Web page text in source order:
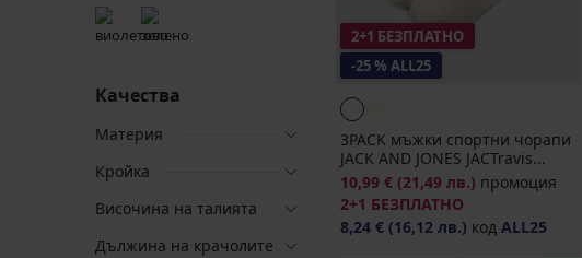
Качества
Материя
Кройка
Височина на талията
Дължина на крачолите
2+1 БЕЗПЛАТНО
-25 % ALL25
3PACK мъжки спортни чорапи
JACK AND JONES JACTravis...
10,99 € (21,49 лв.) промоция
2+1 БЕЗПЛАТНО
8,24 € (16,12 лв.) код ALL25